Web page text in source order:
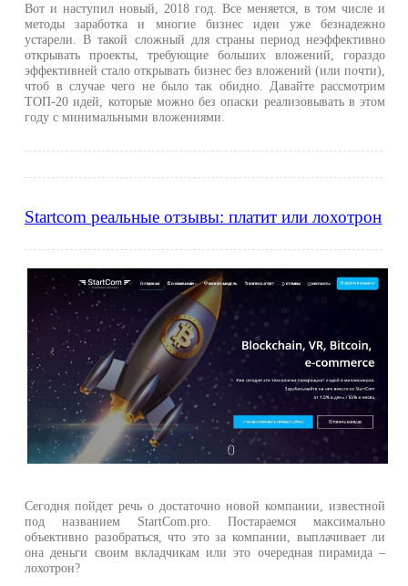
Вот и наступил новый, 2018 год. Все меняется, в том числе и
методы заработка и многие бизнес идеи уже безнадежно
устарели. В такой сложный для страны период неэффективно
открывать проекты, требующие больших вложений, гораздо
эффективней стало открывать бизнес без вложений (или почти),
чтоб в случае чего не было так обидно. Давайте рассмотрим
ТОП-20 идей, которые можно без опаски реализовывать в этом
году с минимальными вложениями.
Startcom реальные отзывы: платит или лохотрон
Сегодня пойдет речь о достаточно новой компании, известной
под названием StartCom.pro. Постараемся максимально
объективно разобраться, что это за компании, выплачивает ли
она деньги своим вкладчикам или это очередная пирамида –
лохотрон?